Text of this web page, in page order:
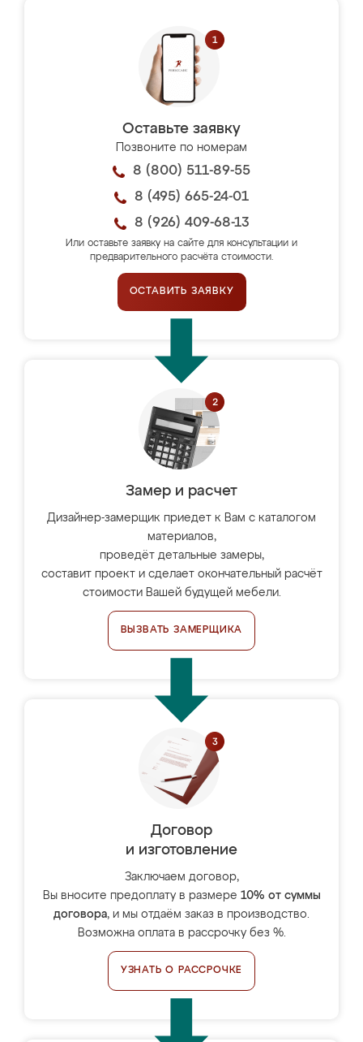
Оставьте заявку
Позвоните по номерам
8 (800) 511-89-55
8 (495) 665-24-01
8 (926) 409-68-13
Или оставьте заявку на сайте для консультации и
предварительного расчёта стоимости.
ОСТАВИТЬ ЗАЯВКУ
Замер и расчет
Дизайнер-замерщик приедет к Вам с каталогом
материалов,
проведёт детальные замеры,
составит проект и сделает окончательный расчёт
стоимости Вашей будущей мебели.
ВЫЗВАТЬ ЗАМЕРЩИКА
Договор
и изготовление
Заключаем договор,
Вы вносите предоплату в размере 10% от суммы
договора, и мы отдаём заказ в производство.
Возможна оплата в рассрочку без %.
УЗНАТЬ О РАССРОЧКЕ